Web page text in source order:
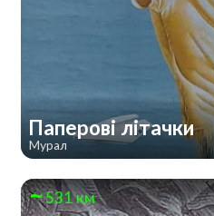
Паперові літачки
Мурал
531 км